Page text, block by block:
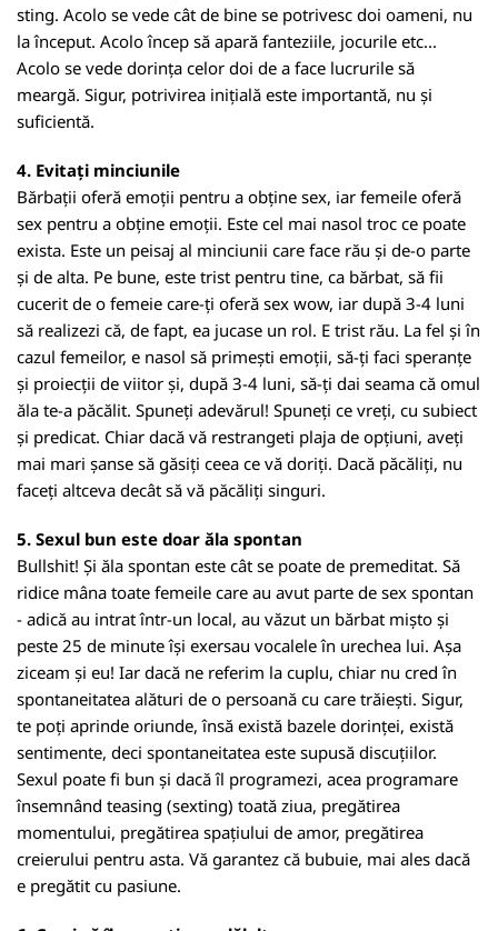
sting. Acolo se vede cât de bine se potrivesc doi oameni, nu
la început. Acolo încep să apară fanteziile, jocurile etc...
Acolo se vede dorința celor doi de a face lucrurile să
meargă. Sigur, potrivirea inițială este importantă, nu și
suficientă.
4. Evitați minciunile
Bărbații oferă emoții pentru a obține sex, iar femeile oferă
sex pentru a obține emoții. Este cel mai nasol troc ce poate
exista. Este un peisaj al minciunii care face rău și de-o parte
și de alta. Pe bune, este trist pentru tine, ca bărbat, să fii
cucerit de o femeie care-ți oferă sex wow, iar după 3-4 luni
să realizezi că, de fapt, ea jucase un rol. E trist rău. La fel și în
cazul femeilor, e nasol să primești emoții, să-ți faci speranțe
și proiecții de viitor și, după 3-4 luni, să-ți dai seama că omul
ăla te-a păcălit. Spuneți adevărul! Spuneți ce vreți, cu subiect
și predicat. Chiar dacă vă restrangeti plaja de opțiuni, aveți
mai mari șanse să găsiți ceea ce vă doriți. Dacă păcăliți, nu
faceți altceva decât să vă păcăliți singuri.
5. Sexul bun este doar ăla spontan
Bullshit! Și ăla spontan este cât se poate de premeditat. Să
ridice mâna toate femeile care au avut parte de sex spontan
- adică au intrat într-un local, au văzut un bărbat mișto și
peste 25 de minute își exersau vocalele în urechea lui. Așa
ziceam și eu! Iar dacă ne referim la cuplu, chiar nu cred în
spontaneitatea alături de o persoană cu care trăiești. Sigur,
te poți aprinde oriunde, însă există bazele dorinței, există
sentimente, deci spontaneitatea este supusă discuțiilor.
Sexul poate fi bun și dacă îl programezi, acea programare
însemnând teasing (sexting) toată ziua, pregătirea
momentului, pregătirea spațiului de amor, pregătirea
creierului pentru asta. Vă garantez că bubuie, mai ales dacă
e pregătit cu pasiune.